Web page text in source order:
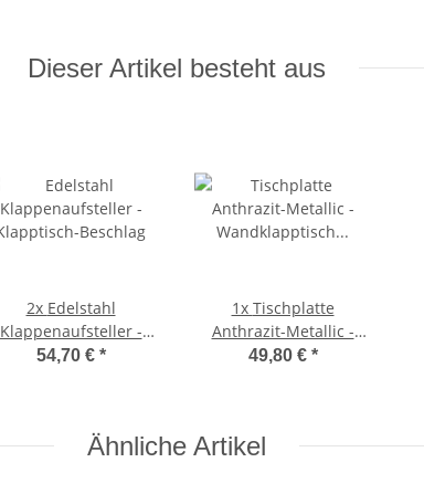
Dieser Artikel besteht aus
2x Edelstahl
Klappenaufsteller -
Klapptisch-Beschlag
54,70 € *
1x Tischplatte
Anthrazit-Metallic -
Wandklapptisch
49,80 € *
Ähnliche Artikel